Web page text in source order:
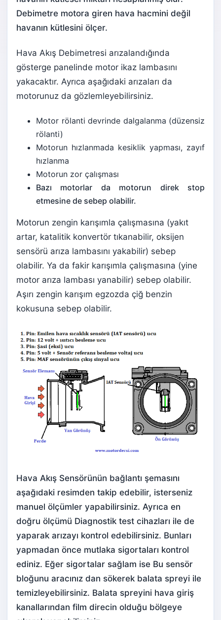
Debimetre motora giren hava hacmini değil
havanın kütlesini ölçer.
Hava Akış Debimetresi arızalandığında
gösterge panelinde motor ikaz lambasını
yakacaktır. Ayrıca aşağıdaki arızaları da
motorunuz da gözlemleyebilirsiniz.
Motor rölanti devrinde dalgalanma (düzensiz
rölanti)
Motorun hızlanmada kesiklik yapması, zayıf
hızlanma
Motorun zor çalışması
Bazı motorlar da motorun direk stop
etmesine de sebep olabilir.
Motorun zengin karışımla çalışmasına (yakıt
artar, katalitik konvertör tıkanabilir, oksijen
sensörü arıza lambasını yakabilir) sebep
olabilir. Ya da fakir karışımla çalışmasına (yine
motor arıza lambası yanabilir) sebep olabilir.
Aşırı zengin karışım egzozda çiğ benzin
kokusuna sebep olabilir.
Hava Akış Sensörünün bağlantı şemasını
aşağıdaki resimden takip edebilir, isterseniz
manuel ölçümler yapabilirsiniz. Ayrıca en
doğru ölçümü Diagnostik test cihazları ile de
yaparak arızayı kontrol edebilirsiniz. Bunları
yapmadan önce mutlaka sigortaları kontrol
ediniz. Eğer sigortalar sağlam ise Bu sensör
bloğunu aracınız dan sökerek balata spreyi ile
temizleyebilirsiniz. Balata spreyini hava giriş
kanallarından film direcin olduğu bölgeye